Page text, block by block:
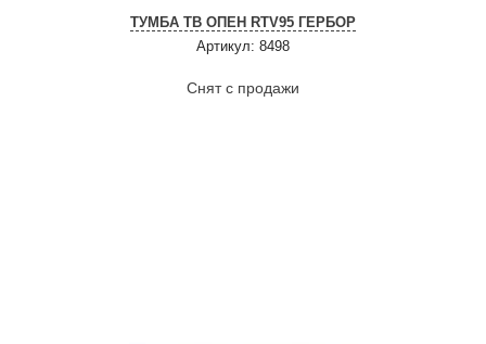
ТУМБА ТВ ОПЕН RTV95 ГЕРБОР
Артикул: 8498
Снят с продажи